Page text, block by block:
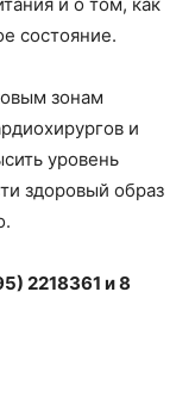
состояние.
зонам
и
уровень
здоровый образ
2218361 и 8